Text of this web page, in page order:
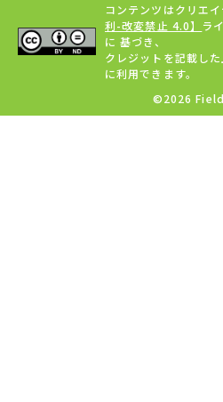
コンテンツはクリエ
利-改変禁止 4.0】 ラ
に 基づき、
クレジットを記載し
に利用できます。
©2026